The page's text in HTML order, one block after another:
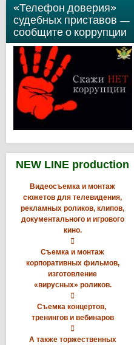
«Телефон доверия»
судебных приставов —
сообщите о коррупции
NEW LINE production
Видеосъемка и монтаж
сюжетов для телевидения,
рекламных роликов, клипов,
документального и игрового
кино.

Съемка и монтаж
корпоративных фильмов,
изготовление
«вирусных» роликов.

Съемка концертов,
тренингов и вебинаров

А также торжественных